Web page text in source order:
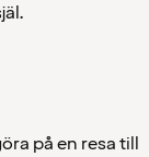
på en resa till